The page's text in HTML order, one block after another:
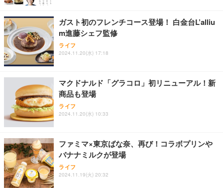
ガスト初のフレンチコース登場！ 白金台L’alliu
m進藤シェフ監修
ライフ
2024.11.20(水) 17:18
マクドナルド「グラコロ」初リニューアル！新
商品も登場
ライフ
2024.11.20(水) 10:33
ファミマ×東京ばな奈、再び！コラボプリンや
バナナミルクが登場
ライフ
2024.11.19(火) 20:32